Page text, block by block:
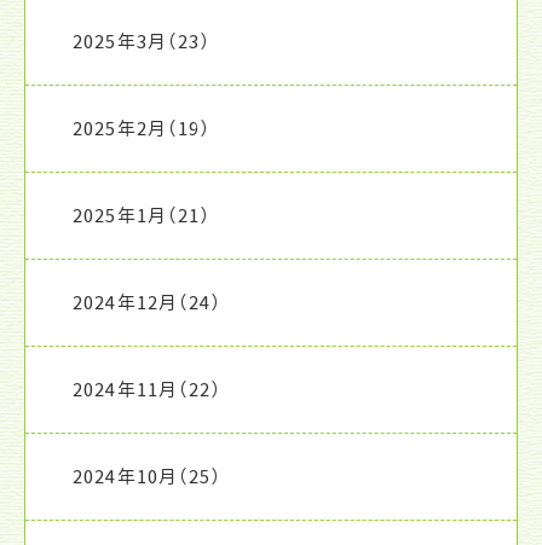
2025年3月 （23）
2025年2月 （19）
2025年1月 （21）
2024年12月 （24）
2024年11月 （22）
2024年10月 （25）